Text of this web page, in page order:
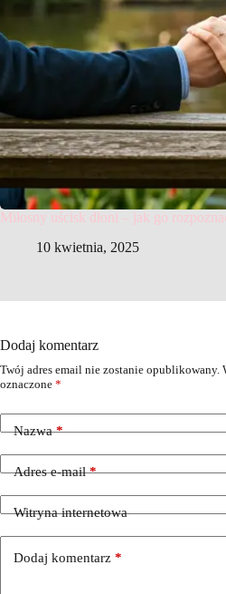
Miłosny uścisk dłoni – jak go
10 kwietnia, 2025
Dodaj komentarz
Twój adres email nie zostanie opublikowany.
oznaczone *
Nazwa*
Adres e-mail*
Witryna internetowa
Dodaj komentarz *